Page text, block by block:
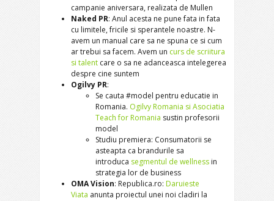
campanie aniversara, realizata de Mullen
Naked PR: Anul acesta ne pune fata in fata
cu limitele, fricile si sperantele noastre. N-
avem un manual care sa ne spuna ce si cum
ar trebui sa facem. Avem un curs de scriitura
si talent care o sa ne adanceasca intelegerea
despre cine suntem
Ogilvy PR:
Se cauta #model pentru educatie in
Romania. Ogilvy Romania si Asociatia
Teach for Romania sustin profesorii
model
Studiu premiera: Consumatorii se
asteapta ca brandurile sa
introduca segmentul de wellness in
strategia lor de business
OMA Vision: Republica.ro: Daruieste
Viata anunta proiectul unei noi cladiri la